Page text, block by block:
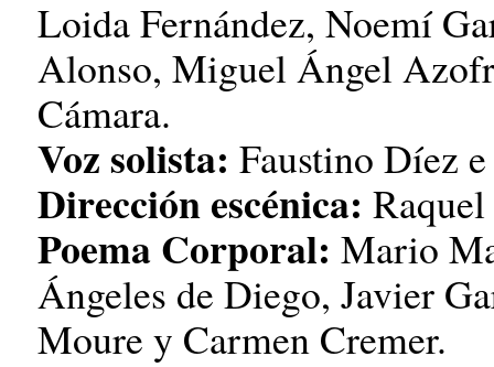
Loida Fernández, Noemí
Alonso, Miguel Ángel
Cámara.
Voz solista: Faustino Díez
Dirección escénica:
Poema Corporal: Mario
Ángeles de Diego, Javier
Moure y Carmen Cremer.